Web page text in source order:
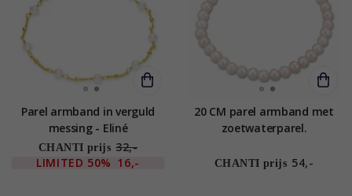
Parel armband in verguld
messing - Eliné
CHANTI prijs 32,-
LIMITED 50% 16,-
20 CM parel armband met
zoetwaterparel.
CHANTI prijs 54,-